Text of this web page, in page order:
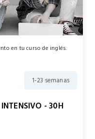
en tu curso de inglés.
1-23 semanas
- 30H